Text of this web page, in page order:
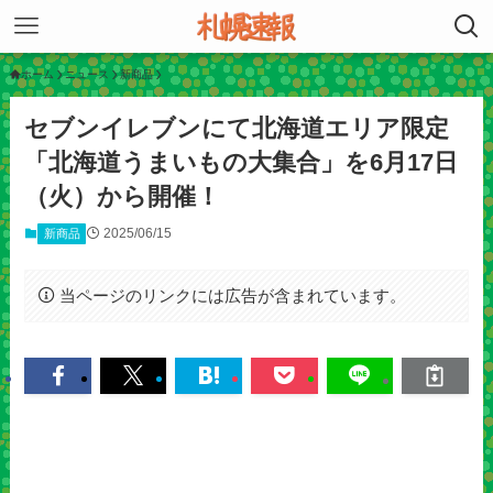
ホーム ニュース 新商品
セブンイレブンにて北海道エリア限定
「北海道うまいもの大集合」を6月17日
（火）から開催！
新商品 2025/06/15
当ページのリンクには広告が含まれています。